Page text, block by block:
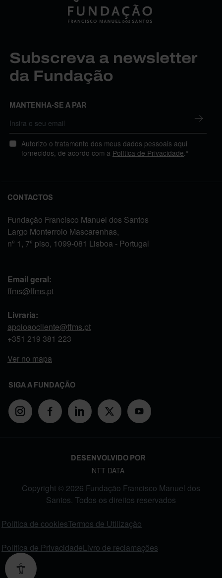
Subscreva a newsletter
da Fundação
MANTENHA-SE A PAR
Autorizo o tratamento dos meus dados pessoais aqui
fornecidos, de acordo com a Política de Privacidade.*
CONTACTOS
Fundação Francisco Manuel dos Santos
Largo Monterroio Mascarenhas,
nº 1, 7º piso, 1099-081 Lisboa - Portugal
Email geral:
ffms@ffms.pt
Livraria:
apoioaocliente@ffms.pt
+351 219 381 223
Ver no mapa
SIGA A FUNDAÇÃO
DESENVOLVIDO POR
NTT DATA
Copyright © 2026 Fundação Francisco Manuel dos
Santos. Todos os direitos reservados
Política de cookiesTermos de Utilização
Política de PrivacidadeLivro de reclamações